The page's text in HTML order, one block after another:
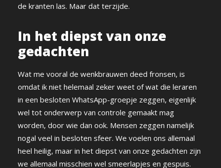
de kranten las. Maar dat terzijde.
In het diepst van onze
gedachten
Wat me vooral de wenkbrauwen deed fronsen, is
omdat ik niet helemaal zeker weet of wat die leraren
in een besloten WhatsApp-groepje zeggen, eigenlijk
wel tot onderwerp van controle gemaakt mag
worden, door wie dan ook. Mensen zeggen namelijk
nogal veel in besloten sfeer. We voelen ons allemaal
heel heilig, maar in het diepst van onze gedachten zijn
we allemaal misschien wel smeerlapjes en gespuis.